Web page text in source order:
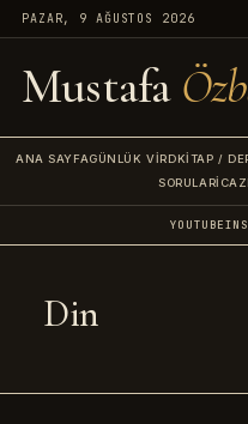
PAZAR, 9 AĞUSTOS 2026
Mustafa
ANA SAYFAGÜNLÜK VIRDKITAP /
SORULAR
YOUTUBE
Din